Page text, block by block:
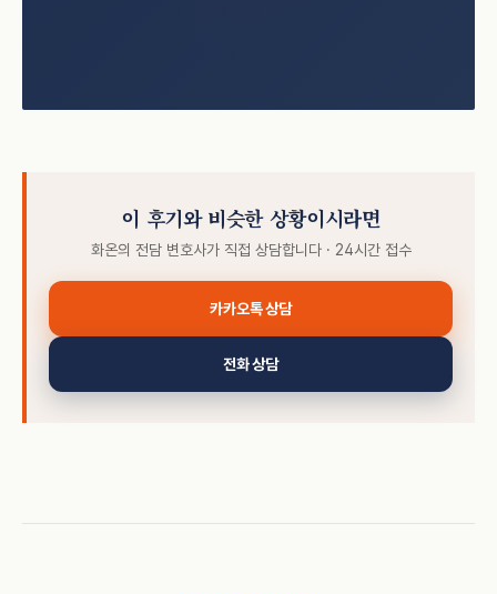
이 후기와 비슷한 상황이시라면
화온의 전담 변호사가 직접 상담합니다 · 24시간 접수
카카오톡 상담
전화 상담